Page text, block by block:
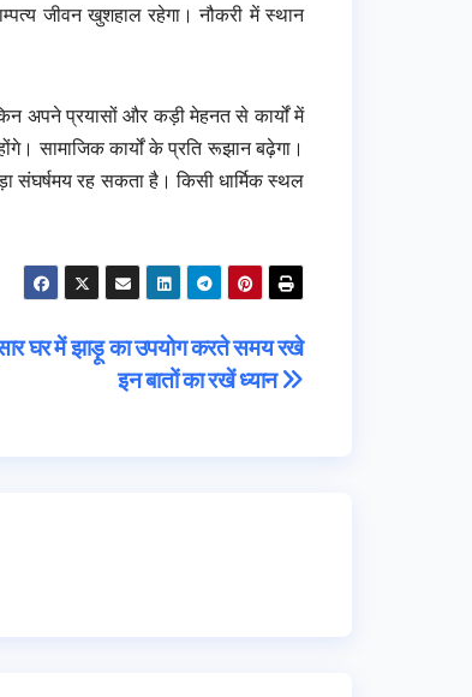
जीवन खुशहाल रहेगा। नौकरी में स्थान
अपने प्रयासों और कड़ी मेहनत से कार्यों में
सामाजिक कार्यों के प्रति रूझान बढ़ेगा।
संघर्षमय रह सकता है। किसी धार्मिक स्थल
घर में झाड़ू का उपयोग करते समय रखे
इन बातों का रखें ध्यान